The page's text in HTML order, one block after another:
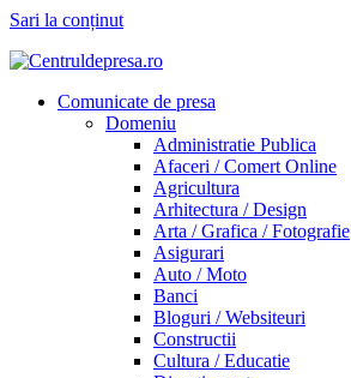
Sari la conținut
Comunicate de presa
Domeniu
Administratie Publica
Afaceri / Comert Online
Agricultura
Arhitectura / Design
Arta / Grafica / Fotografie
Asigurari
Auto / Moto
Banci
Bloguri / Websiteuri
Constructii
Cultura / Educatie